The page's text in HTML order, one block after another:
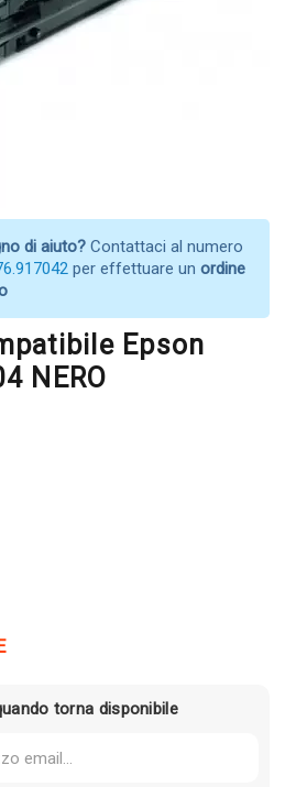
di aiuto? Contattaci al numero
per effettuare un ordine
Epson
NERO
torna disponibile